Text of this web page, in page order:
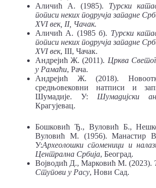
Аличић А. (1985). Турски
пописи неких подручја западне
XVI век, II, Чачак.
Аличић А. (1985 б). Турски
пописи неких подручја западне
XVI век, III, Чачак.
Андрејић Ж. (2011). Црква
у Рамаћи, Рача.
Андрејић Ж. (2018).
средњовековни натписи и
Шумадије. У: Шумадијски
Крагујевац.
Бошковић Ђ., Вуловић Б.,
Вуловић М. (1956). Манастир
У:Археолошки споменици и
Централна Србија, Београд.
Војводић Д., Марковић М. (2023).
Ступови у Расу, Нови Сад.